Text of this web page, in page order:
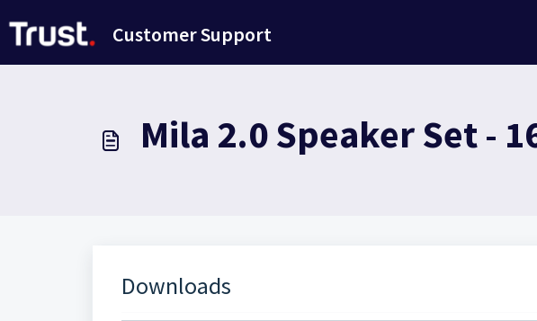
Customer Support
Mila 2.0 Speaker Set -
Downloads